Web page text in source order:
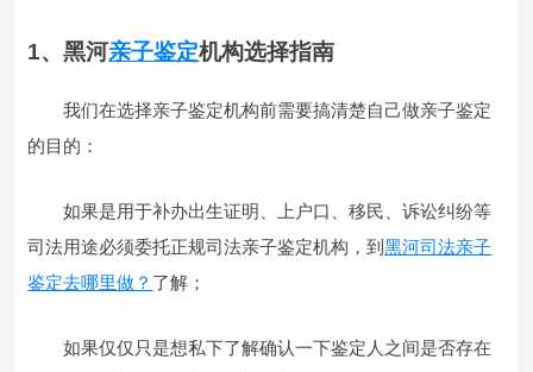
1、黑河亲子鉴定机构选择指南
我们在选择亲子鉴定机构前需要搞清楚自己做亲子鉴定
的目的：
如果是用于补办出生证明、上户口、移民、诉讼纠纷等
司法用途必须委托正规司法亲子鉴定机构，到黑河司法亲子
鉴定去哪里做？ 了解；
如果仅仅只是想私下了解确认一下鉴定人之间是否存在